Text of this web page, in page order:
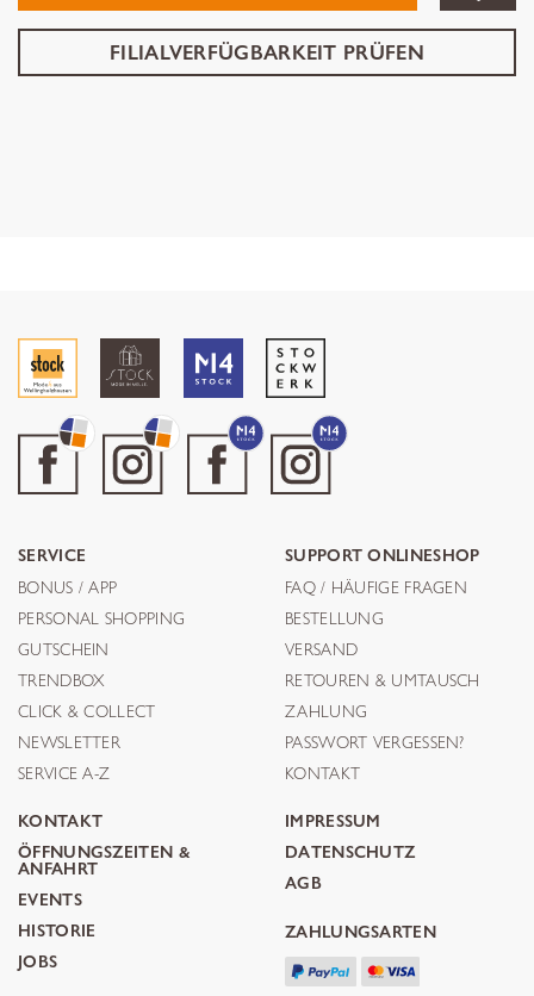
FILIALVERFÜGBARKEIT PRÜFEN
SERVICE
BONUS / APP
PERSONAL SHOPPING
GUTSCHEIN
TRENDBOX
CLICK & COLLECT
NEWSLETTER
SERVICE A-Z
SUPPORT ONLINESHOP
FAQ / HÄUFIGE FRAGEN
BESTELLUNG
VERSAND
RETOUREN & UMTAUSCH
ZAHLUNG
PASSWORT VERGESSEN?
KONTAKT
KONTAKT
ÖFFNUNGSZEITEN &
ANFAHRT
EVENTS
HISTORIE
JOBS
IMPRESSUM
DATENSCHUTZ
AGB
ZAHLUNGSARTEN